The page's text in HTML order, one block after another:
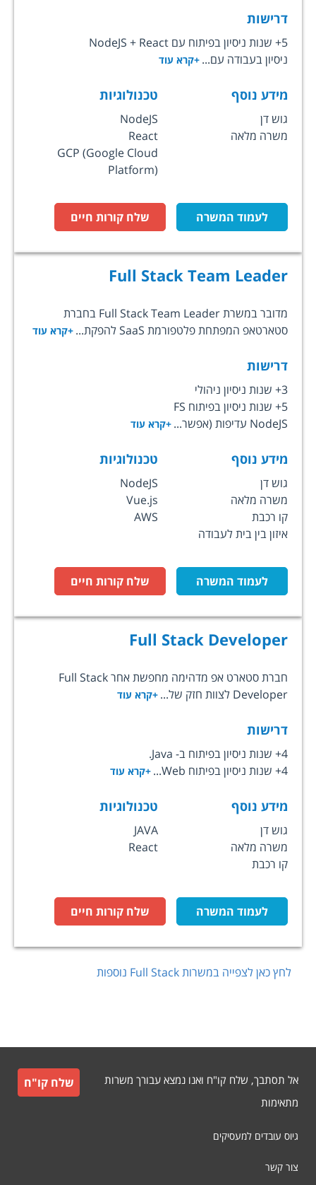
דרישות
5+ שנות ניסיון בפיתוח עם NodeJS + React
ניסיון בעבודה עם... +קרא עוד
מידע נוסף
גוש דן
משרה מלאה
טכנולוגיות
NodeJS
React
GCP (Google Cloud
Platform)
לעמוד המשרה שלח קורות חיים
Full Stack Team Leader
מדובר במשרת Full Stack Team Leader בחברת
סטארטאפ המפתחת פלטפורמת SaaS להפקת...
+קרא עוד
דרישות
3+ שנות ניסיון ניהולי
5+ שנות ניסיון בפיתוח FS
NodeJS עדיפות (אפשר...
+קרא עוד
מידע נוסף
גוש דן
משרה מלאה
קו רכבת
איזון בין בית לעבודה
טכנולוגיות
NodeJS
Vue.js
AWS
לעמוד המשרה שלח קורות חיים
Full Stack Developer
חברת סטארט אפ מדהימה מחפשת אחר Full Stack
Developer לצוות חזק של...
+קרא עוד
דרישות
4+ שנות ניסיון בפיתוח ב- Java.
4+ שנות ניסיון בפיתוח Web...
+קרא עוד
מידע נוסף
גוש דן
משרה מלאה
קו רכבת
טכנולוגיות
JAVA
React
לעמוד המשרה שלח קורות חיים
לחץ כאן לצפייה במשרותFull Stack נוספות
אל תסתבך, שלח קו"ח ואנו נמצא עבורך משרות
מתאימות
שלח קו"ח
גיוס עובדים למעסיקים
צור קשר